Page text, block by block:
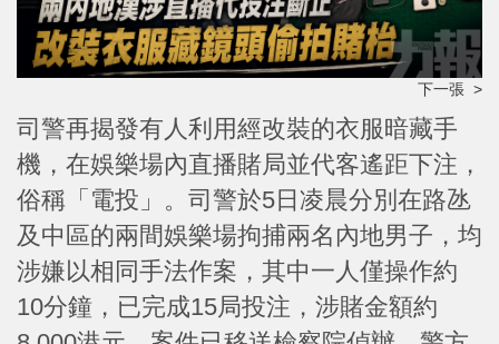
下一張 >
司警再揭發有人利用經改裝的衣服暗藏手
機，在娛樂場內直播賭局並代客遙距下注，
俗稱「電投」。司警於5日凌晨分別在路氹
及中區的兩間娛樂場拘捕兩名內地男子，均
涉嫌以相同手法作案，其中一人僅操作約
10分鐘，已完成15局投注，涉賭金額約